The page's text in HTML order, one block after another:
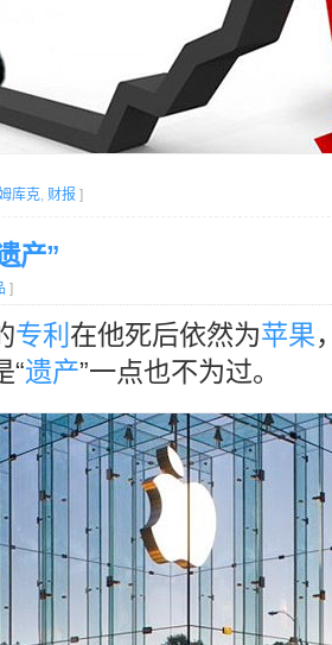
库克, 财报 ]
产”
]
专利 在他死后依然为苹果
“遗产”一点也不为过。